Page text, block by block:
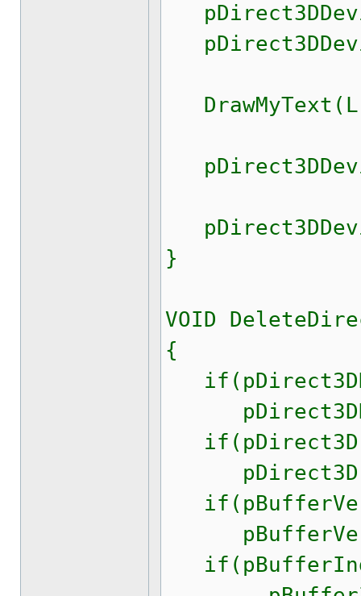
}
VOID
{
if(pDirect3D
pDirect3D -